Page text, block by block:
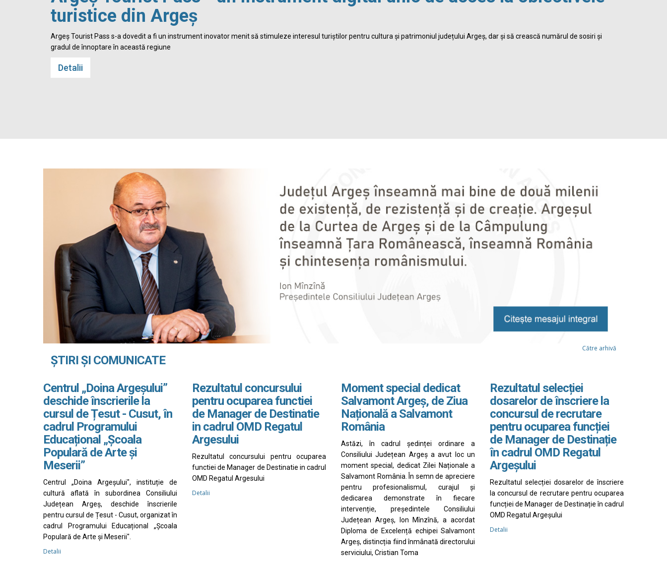
turistice din Argeș
Argeș Tourist Pass s-a dovedit a fi un instrument inovator menit să stimuleze interesul turiștilor pentru cultura și patrimoniul județului Argeș, dar și să crească numărul de sosiri și
gradul de înnoptare în această regiune
Detalii
ȘTIRI ȘI COMUNICATE
Către arhivă
Centrul „Doina Argeșului”
deschide înscrierile la
cursul de Țesut - Cusut, în
cadrul Programului
Educațional „Școala
Populară de Arte și
Meserii”
Centrul „Doina Argeșului", instituție de
cultură aflată în subordinea Consiliului
Județean Argeș, deschide înscrierile
pentru cursul de Țesut - Cusut, organizat în
cadrul Programului Educațional „Școala
Populară de Arte și Meserii".
Detalii
Rezultatul concursului
pentru ocuparea functiei
de Manager de Destinatie
in cadrul OMD Regatul
Argesului
Rezultatul concursului pentru ocuparea
functiei de Manager de Destinatie in cadrul
OMD Regatul Argesului
Detalii
Moment special dedicat
Salvamont Argeș, de Ziua
Națională a Salvamont
România
Astăzi, în cadrul ședinței ordinare a
Consiliului Județean Argeș a avut loc un
moment special, dedicat Zilei Naționale a
Salvamont România. În semn de apreciere
pentru profesionalismul, curajul și
dedicarea demonstrate în fiecare
intervenție, președintele Consiliului
Județean Argeș, Ion Mînzînă, a acordat
Diploma de Excelență echipei Salvamont
Argeș, distincția fiind înmânată directorului
serviciului, Cristian Toma
Rezultatul selecției
dosarelor de înscriere la
concursul de recrutare
pentru ocuparea funcției
de Manager de Destinație
în cadrul OMD Regatul
Argeșului
Rezultatul selecției dosarelor de înscriere
la concursul de recrutare pentru ocuparea
funcției de Manager de Destinație în cadrul
OMD Regatul Argeșului
Detalii